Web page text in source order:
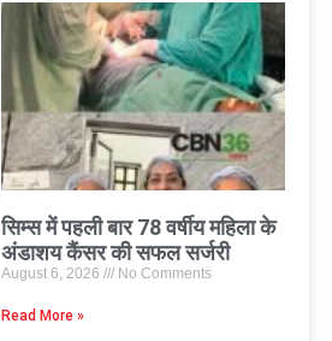
सिम्स में पहली बार 78 वर्षीय महिला के
अंडाशय कैंसर की सफल सर्जरी
August 6, 2026 No Comments
Read More »